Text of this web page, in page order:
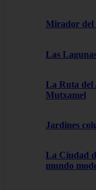
Mirador del
Las
La Ruta del
Mutxamel
Jardines
La Ciudad
mundo